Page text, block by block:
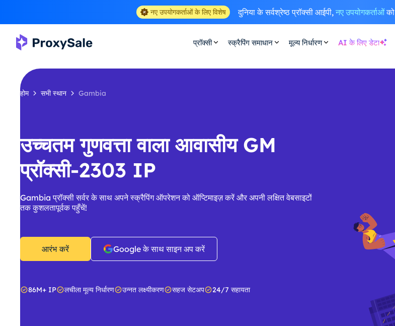
नए उपयोगकर्ताओं के लिए विशेष दुनिया के सर्वश्रेष्ठ प्रॉक्सी आईपी, नए उपयोगकर्ताओंको
प्रॉक्सी स्क्रैपिंग समाधान मूल्य निर्धारण AI के लिए डेटा
होम सभी स्थान Gambia
उच्चतम गुणवत्ता वाला आवासीय GM
प्रॉक्सी-2303 IP
Gambia प्रॉक्सी सर्वर के साथ अपने स्क्रैपिंग ऑपरेशन को ऑप्टिमाइज़ करें और अपनी लक्षित वेबसाइटों
तक कुशलतापूर्वक पहुँचें!
आरंभ करें Google के साथ साइन अप करें
86M+ IP लचीला मूल्य निर्धारण उन्नत लक्ष्यीकरण सहज सेटअप 24/7 सहायता